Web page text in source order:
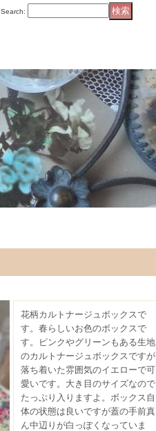
Search:
花柄カルトナージュボックスで
す。春らしいお色のボックスで
す。ピンクやグリーンもある生地
のカルトナージュボックスですが
落ち着いた雰囲気のイエローで可
愛いです。大き目のサイズなので
たっぷり入りますよ。ボックス自
体の状態は良いですが蓋の手前真
ん中辺りが白っぽくなっていま